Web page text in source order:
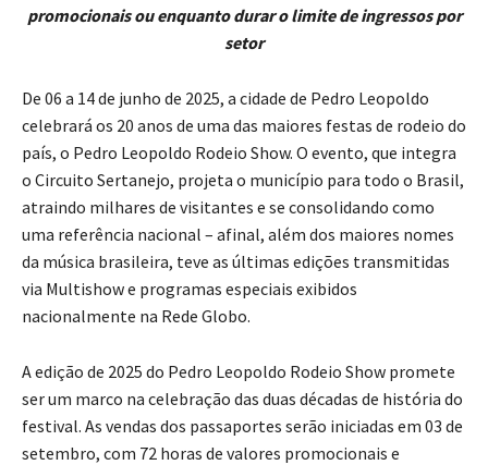
promocionais ou enquanto durar o limite de ingressos por
setor
De 06 a 14 de junho de 2025, a cidade de Pedro Leopoldo
celebrará os 20 anos de uma das maiores festas de rodeio do
país, o Pedro Leopoldo Rodeio Show. O evento, que integra
o Circuito Sertanejo, projeta o município para todo o Brasil,
atraindo milhares de visitantes e se consolidando como
uma referência nacional – afinal, além dos maiores nomes
da música brasileira, teve as últimas edições transmitidas
via Multishow e programas especiais exibidos
nacionalmente na Rede Globo.
A edição de 2025 do Pedro Leopoldo Rodeio Show promete
ser um marco na celebração das duas décadas de história do
festival. As vendas dos passaportes serão iniciadas em 03 de
setembro, com 72 horas de valores promocionais e